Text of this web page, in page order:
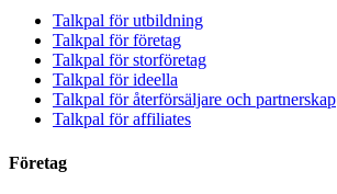
Talkpal för utbildning
Talkpal för företag
Talkpal för storföretag
Talkpal för ideella
Talkpal för återförsäljare och partnerskap
Talkpal för affiliates
Företag